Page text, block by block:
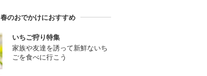
春のおでかけにおすすめ
いちご狩り特集
家族や友達を誘って新鮮ないち
ごを食べに行こう